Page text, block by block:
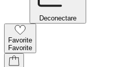
Deconectare
Favorite
Favorite